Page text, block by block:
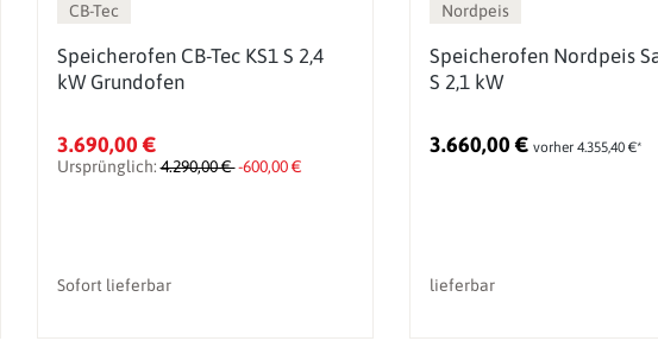
CB-Tec
Speicherofen CB-Tec KS1 S 2,4
kW Grundofen
3.690,00 €
Ursprünglich:4.290,00 €-600,00 €
Sofort lieferbar
Nordpeis
Speicherofen Nordpeis
S 2,1 kW
3.660,00 € vorher 4.355,40 €*
lieferbar